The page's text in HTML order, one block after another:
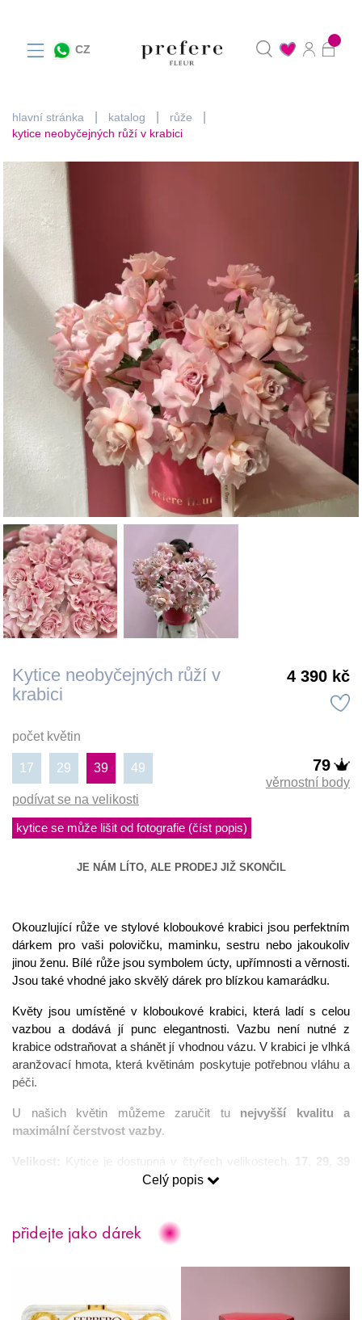
CZ
hlavní stránka katalog
růže
kytice neobyčejných růží v krabici
Kytice neobyčejných růží v
krabici
4 390 kč
počet květin
17 29 39 49
podívat se na velikosti
79
věrnostní body
kytice se může lišit od fotografie (číst popis)
JE NÁM LÍTO, ALE PRODEJ JIŽ SKONČIL
Okouzlující růže ve stylové kloboukové krabici jsou perfektním
dárkem pro vaši polovičku, maminku, sestru nebo jakoukoliv
jinou ženu. Bílé růže jsou symbolem úcty, upřímnosti a věrnosti.
Jsou také vhodné jako skvělý dárek pro blízkou kamarádku.
Květy jsou umístěné v kloboukové krabici, která ladí s celou
vazbou a dodává jí punc elegantnosti. Vazbu není nutné z
krabice odstraňovat a shánět jí vhodnou vázu. V krabici je vlhká
aranžovací hmota, která květinám poskytuje potřebnou vláhu a
péči.
U našich květin můžeme zaručit tu nejvyšší kvalitu a
maximální čerstvost vazby.
Velikost: Kytice je dostupná v čtyřech velikostech. 17
29, 39
kusů. Hlavní obrázek zobrazuje velikost
přání. Pokud si přejete poslat kytici rovnou příjemci, rádi váš
vzkaz napíšeme
(je nutné text přání napsat do okénka
“Text vzkazu” na stránce “Dokončení objednávky”).
e-shopu získáte cashback, který můžete při registraci na
Celý popis
přidejte jako dárek